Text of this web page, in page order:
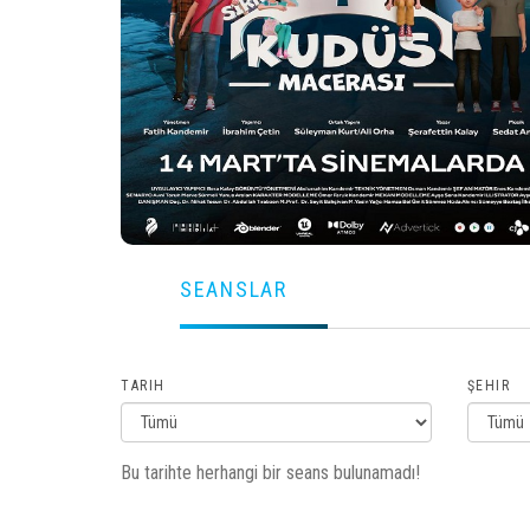
SEANSLAR
TARIH ŞEHIR
Bu tarihte herhangi bir seans bulunamadı!